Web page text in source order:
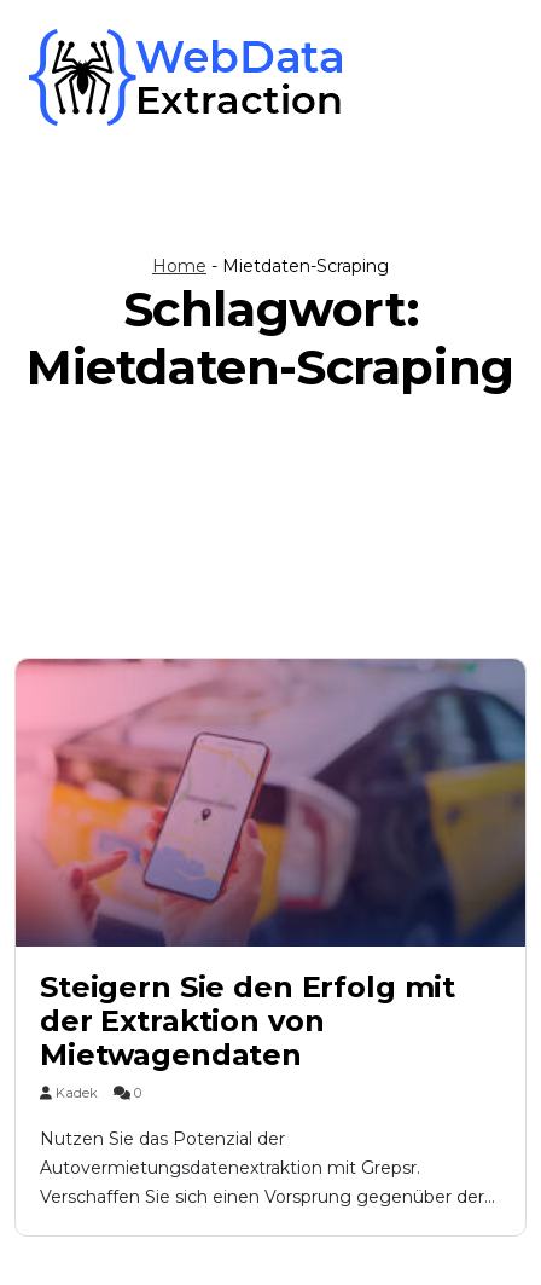
content
Home - Mietdaten-Scraping
Schlagwort:
Mietdaten-Scraping
Steigern Sie den Erfolg mit
der Extraktion von
Mietwagendaten
Kadek 0
Nutzen Sie das Potenzial der
Autovermietungsdatenextraktion mit Grepsr.
Verschaffen Sie sich einen Vorsprung gegenüber der...